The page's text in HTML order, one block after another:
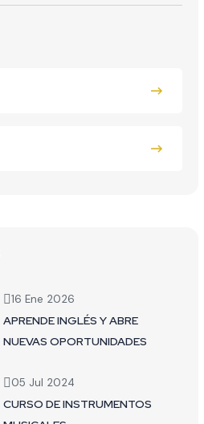
16 Ene 2026
APRENDE INGLÉS Y ABRE
NUEVAS OPORTUNIDADES
05 Jul 2024
CURSO DE INSTRUMENTOS